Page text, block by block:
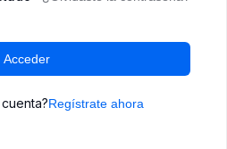
Acceder
Regístrate ahora